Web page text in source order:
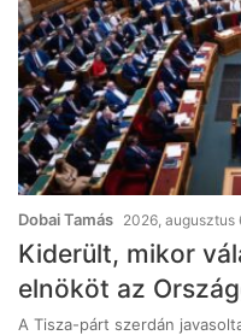
Dobai Tamás 2026, augusztus
Kiderült, mikor
elnököt az
A Tisza-párt szerdán